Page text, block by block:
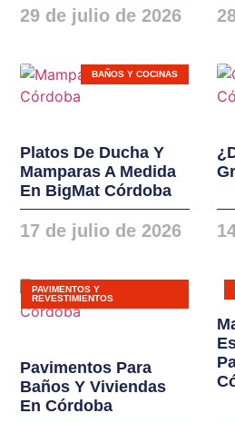
balconeras,
29 de julio de 2026
BAÑOS Y COCINAS
Platos De Ducha Y
Mamparas A Medida
En BigMat Córdoba
17 de julio de 2026
PAVIMENTOS Y
REVESTIMIENTOS
Pavimentos Para
Baños Y Viviendas
En Córdoba